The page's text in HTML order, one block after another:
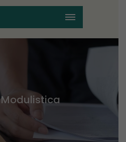
Modulistica